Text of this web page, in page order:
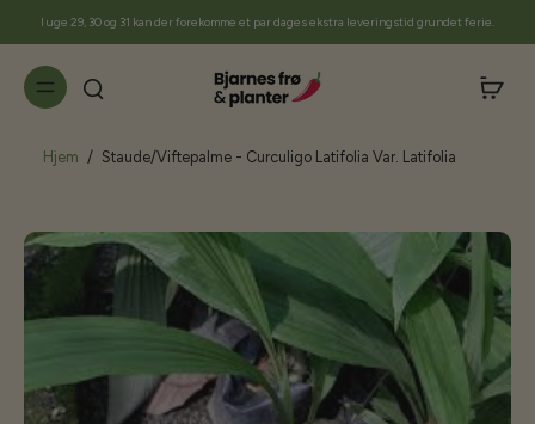
I uge 29, 30 og 31 kan der forekomme et par dages ekstra leveringstid grundet ferie.
Hjem / Staude/Viftepalme - Curculigo Latifolia Var. Latifolia